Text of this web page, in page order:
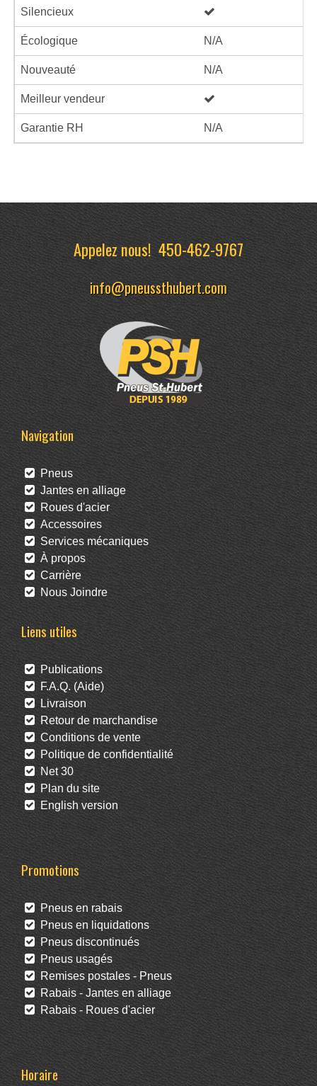
Silencieux
Écologique N/A
Nouveauté N/A
Meilleur vendeur
Garantie RH N/A
Appelez nous!450-462-9767
info@pneussthubert.com
Navigation
Pneus
Jantes en alliage
Roues d'acier
Accessoires
Services mécaniques
À propos
Carrière
Nous Joindre
Liens utiles
Publications
F.A.Q. (Aide)
Livraison
Retour de marchandise
Conditions de vente
Politique de confidentialité
Net 30
Plan du site
English version
Promotions
Pneus en rabais
Pneus en liquidations
Pneus discontinués
Pneus usagés
Remises postales - Pneus
Rabais - Jantes en alliage
Rabais - Roues d'acier
Horaire